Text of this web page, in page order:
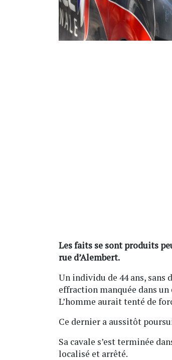
Les faits se sont produits
rue d’Alembert.
Un individu de 44 ans, sans
effraction manquée dans
L’homme aurait tenté de
Ce dernier a aussitôt
Sa cavale s’est terminée
localisé et arrêté.